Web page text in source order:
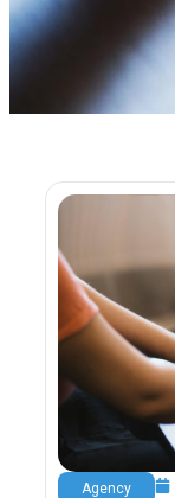
Agency